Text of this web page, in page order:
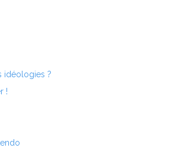
idéologies ?
!